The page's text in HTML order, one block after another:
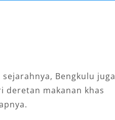
Bengkulu juga
deretan makanan khas